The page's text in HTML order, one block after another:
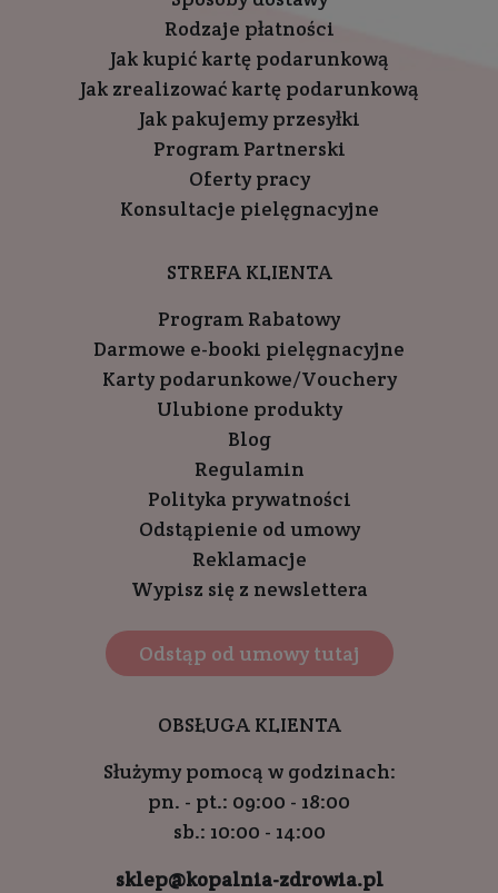
Rodzaje płatności
Jak kupić kartę podarunkową
Jak zrealizować kartę podarunkową
Jak pakujemy przesyłki
Program Partnerski
Oferty pracy
Konsultacje pielęgnacyjne
STREFA KLIENTA
Program Rabatowy
Darmowe e-booki pielęgnacyjne
Karty podarunkowe/Vouchery
Ulubione produkty
Blog
Regulamin
Polityka prywatności
Odstąpienie od umowy
Reklamacje
Wypisz się z newslettera
Odstąp od umowy tutaj
OBSŁUGA KLIENTA
Służymy pomocą w godzinach:
pn. - pt.: 09:00 - 18:00
sb.: 10:00 - 14:00
sklep@kopalnia-zdrowia.pl